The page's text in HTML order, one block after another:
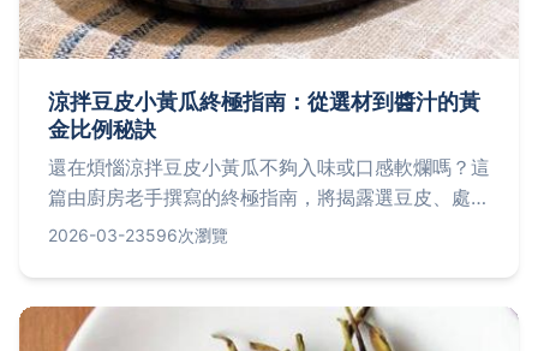
涼拌豆皮小黃瓜終極指南：從選材到醬汁的黃
金比例秘訣
還在煩惱涼拌豆皮小黃瓜不夠入味或口感軟爛嗎？這
篇由廚房老手撰寫的終極指南，將揭露選豆皮、處理
小黃瓜不出水的關鍵，並分享屢試不爽的黃金醬汁比
2026-03-23596次瀏覽